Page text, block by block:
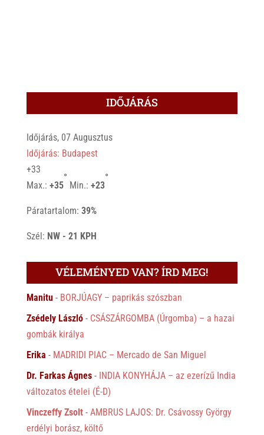
IDŐJÁRÁS
Időjárás, 07 Augusztus
Időjárás: Budapest
+33
Max.: +35
°
Min.: +23
°
Páratartalom: 39%
Szél: NW - 21 KPH
VÉLEMÉNYED VAN? ÍRD MEG!
Manitu- BORJÚAGY – paprikás szószban
Zsédely László- CSÁSZÁRGOMBA (Úrgomba) – a hazai
gombák királya
Erika - MADRIDI PIAC – Mercado de San Miguel
Dr. Farkas Ágnes- INDIA KONYHÁJA – az ezerízű India
változatos ételei (É-D)
Vinczeffy Zsolt- AMBRUS LAJOS: Dr. Csávossy György
erdélyi borász, költő